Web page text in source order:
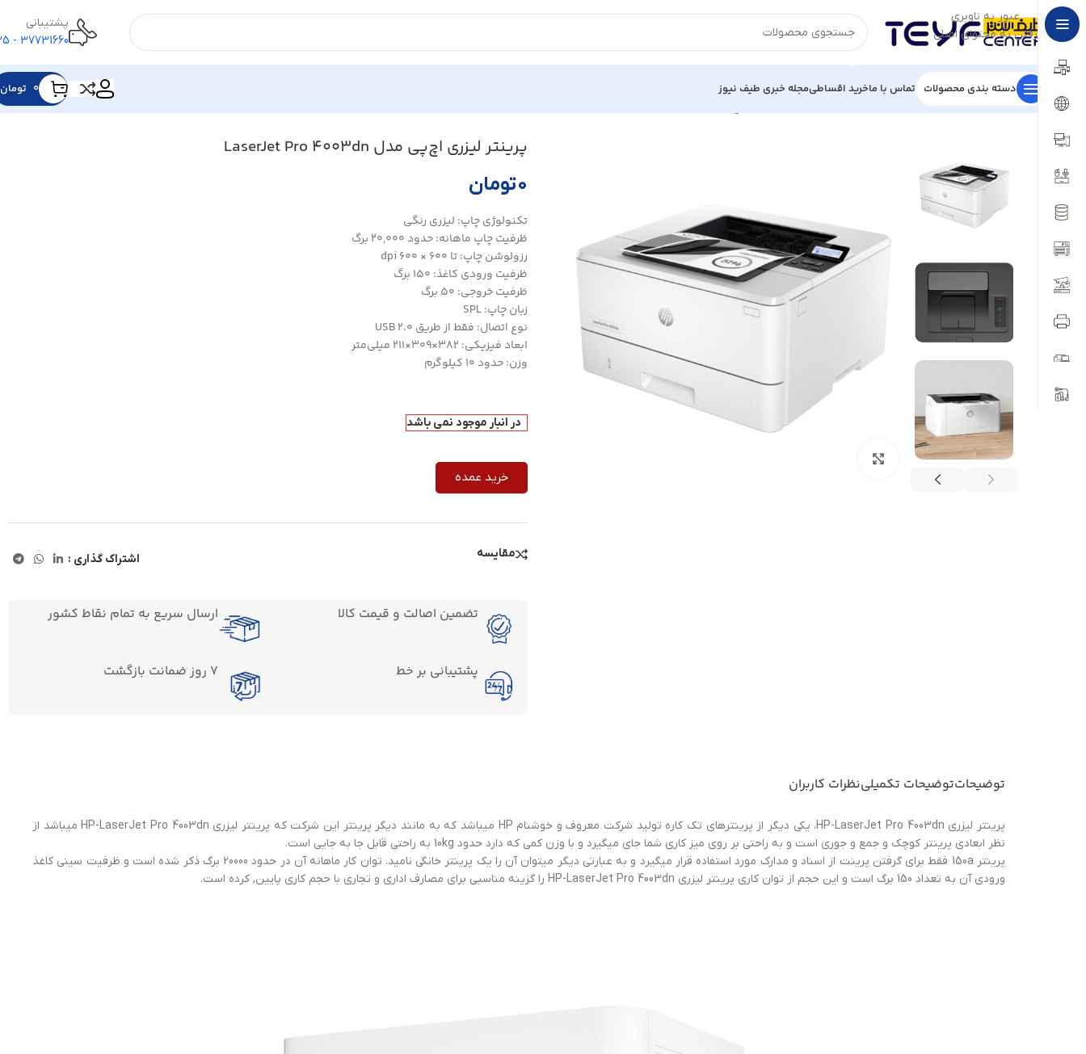
عبور به ناوبری
رفتن به محتوای اصلی
پشتیبانی
37731660 - 025
دسته بندی محصولات تماس با ماخرید اقساطیمجله خبری طیف نیوز ۰ تومان
خانه/ماشین‌های اداری
پرینتر لیزری اچ‌پی مدل LaserJet Pro 4003dn
۰تومان
تکنولوژی چاپ: لیزری رنگی
ظرفیت چاپ ماهانه: حدود 20,000 برگ
رزولوشن چاپ: تا 600 × 600 dpi
ظرفیت ورودی کاغذ: 150 برگ
ظرفیت خروجی: 50 برگ
زبان چاپ: SPL
نوع اتصال: فقط از طریق USB 2.0
ابعاد فیزیکی: 382×309×211 میلی‌متر
وزن: حدود 10 کیلوگرم
در انبار موجود نمی باشد
خرید عمده
مقایسه اشتراک گذاری :
تضمین اصالت و قیمت کالا ارسال سریع به تمام نقاط کشور
پشتیبانی بر خط 7 روز ضمانت بازگشت
توضیحاتتوضیحات تکمیلینظرات کاربران
پرینتر لیزری HP-LaserJet Pro 4003dn، یکی دیگر از پرینترهای تک کاره تولید شرکت معروف و خوشنام HP میباشد که به مانند دیگر پرینتر این شرکت که پرینتر لیزری HP-LaserJet Pro 4003dn میباشد از
نظر ابعادی پرینتر کوچک و جمع و جوری است و به راحتی بر روی میز کاری شما جای میگیرد و با وزن کمی که دارد حدود 10kg به راحتی قابل جا به جایی است.
پرینتر 150a فقط برای گرفتن پرینت از اسناد و مدارک مورد استفاده قرار میگیرد و به عبارتی دیگر میتوان آن را یک پرینتر خانگی نامید. توان کار ماهانه آن در حدود 20000 برگ ذکر شده است و ظرفیت سینی کاغذ
ورودی آن به تعداد 150 برگ است و این حجم از توان کاری پرینتر لیزری HP-LaserJet Pro 4003dn را گزینه مناسبی برای مصارف اداری و تجاری با حجم کاری پایین, کرده است.